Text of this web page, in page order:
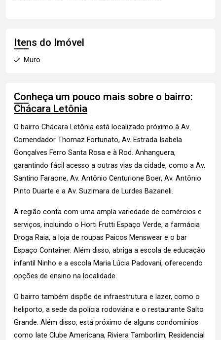
Itens do Imóvel
Muro
Conheça um pouco mais sobre o bairro:
Chácara Letônia
O bairro Chácara Letônia está localizado próximo à Av.
Comendador Thomaz Fortunato, Av. Estrada Isabela
Gonçalves Ferro Santa Rosa e à Rod. Anhanguera,
garantindo fácil acesso a outras vias da cidade, como a Av.
Santino Faraone, Av. Antônio Centurione Boer, Av. Antônio
Pinto Duarte e a Av. Suzimara de Lurdes Bazaneli.
A região conta com uma ampla variedade de comércios e
serviços, incluindo o Horti Frutti Espaço Verde, a farmácia
Droga Raia, a loja de roupas Paicos Menswear e o bar
Espaço Container. Além disso, abriga a escola de educação
infantil Ninho e a escola Maria Lúcia Padovani, oferecendo
opções de ensino na localidade.
O bairro também dispõe de infraestrutura e lazer, como o
heliporto, a sede da polícia rodoviária e o restaurante Salto
Grande. Além disso, está próximo de alguns condomínios
como Iate Clube Americana, Riviera Tamborlim, Residencial